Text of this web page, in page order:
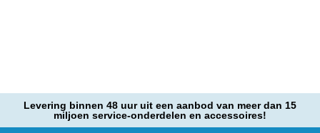
Levering binnen 48 uur uit een aanbod van meer dan 15
miljoen service-onderdelen en accessoires!